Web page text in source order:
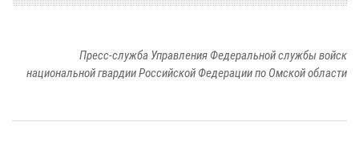
Пресс-служба Управления Федеральной службы войск
национальной гвардии Российской Федерации по Омской области